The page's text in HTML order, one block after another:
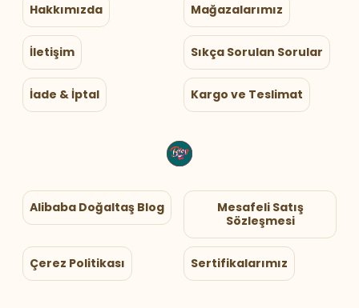
Hakkımızda Mağazalarımız
İletişim Sıkça Sorulan Sorular
İade & İptal Kargo ve Teslimat
Alibaba Doğaltaş Blog
Mesafeli Satış
Sözleşmesi
Çerez Politikası Sertifikalarımız